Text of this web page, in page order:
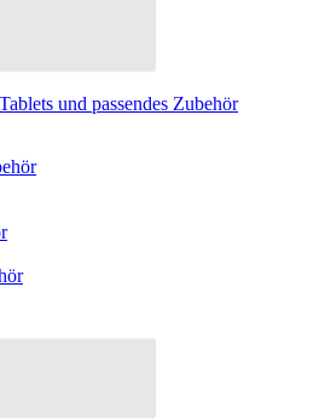
und passendes Zubehör